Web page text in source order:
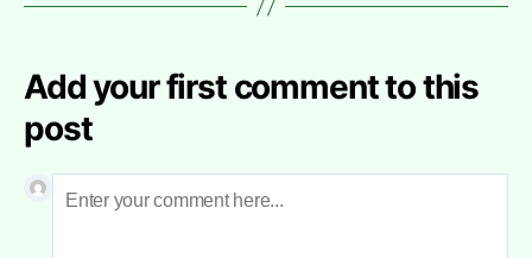
Add your first comment to this
post